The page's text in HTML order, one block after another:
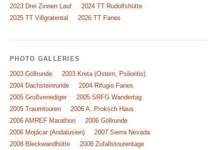
2023 Drei Zinnen Lauf
2024 TT Rudolfshütte
2025 TT Villgratental
2026 TT Fanes
PHOTO GALLERIES
2003 Göllrunde
2003 Kreta (Ostern, Psiloritis)
2004 Dachsteinrunde
2004 Rifugio Fanes
2005 Großvenediger
2005 SRFG Wandertag
2005 Traumtouren
2006 A. Proksch Haus
2006 AMREF Marathon
2006 Göllrunde
2006 Mojácar (Andalusien)
2007 Sierra Nevada
2008 Bleckwandhütte
2008 Zufallstourentage